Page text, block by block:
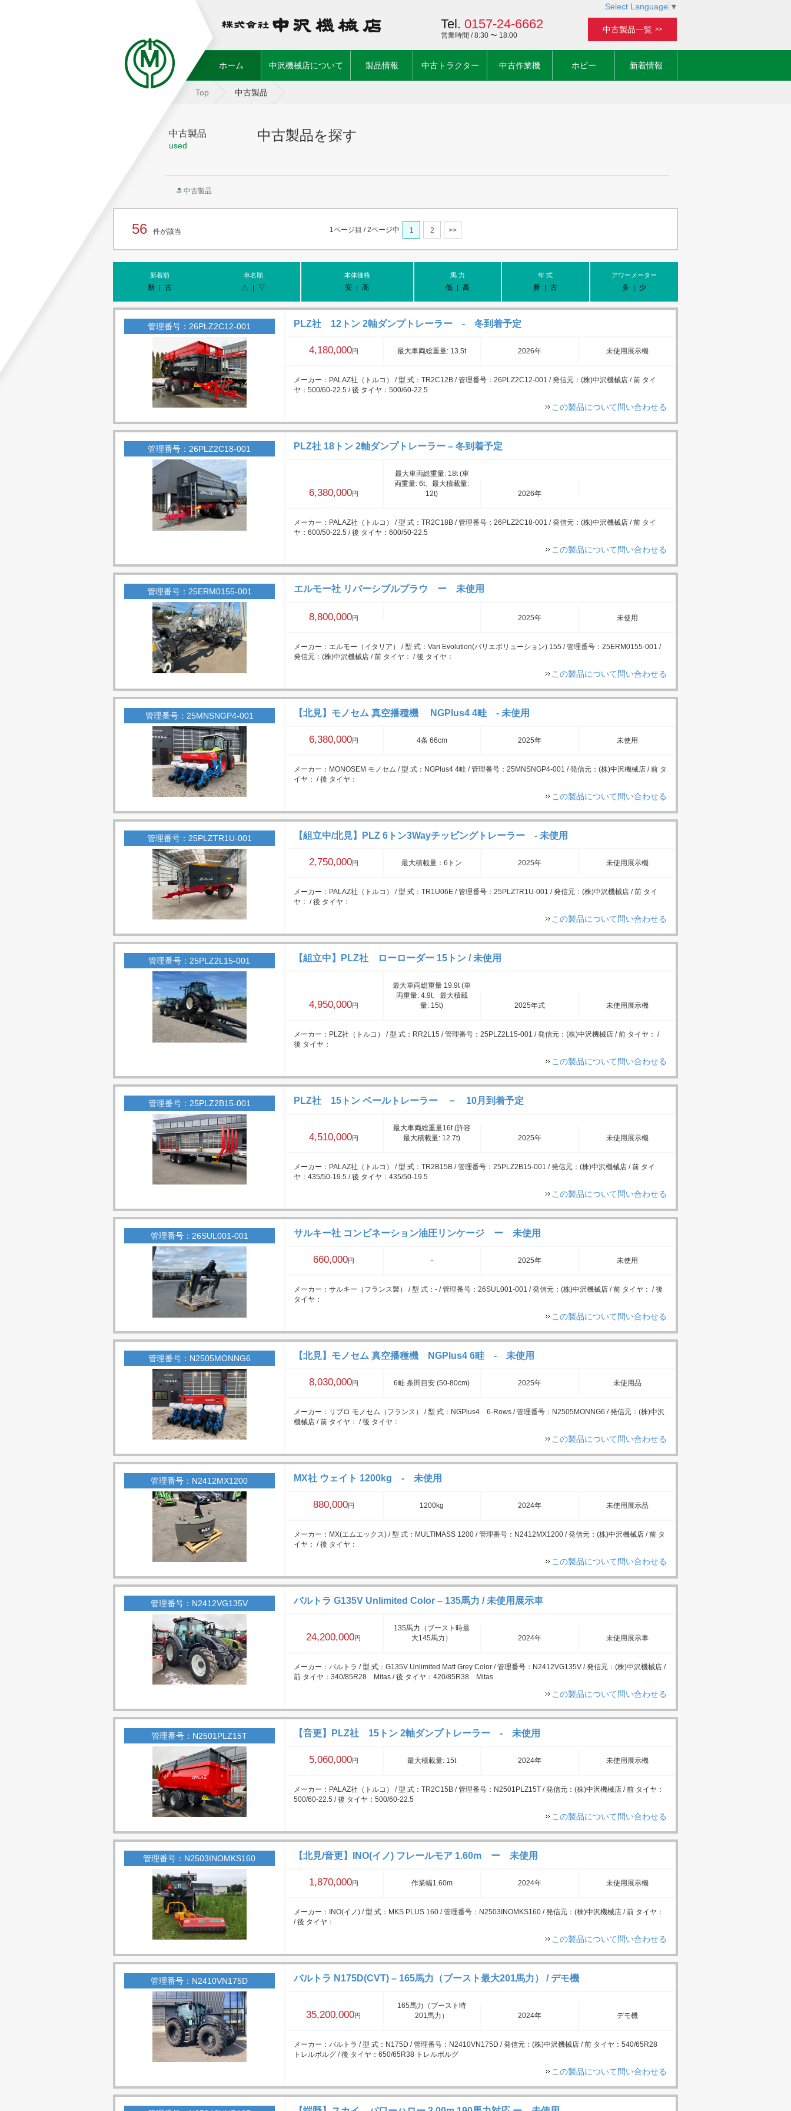
中古製品一覧 >>
Tel. 0157-24-6662
営業時間 / 8:30 〜 18:00
Select Language ▼
ホーム (current)中沢機械店について 製品情報 中古トラクター 中古作業機 ホビー 新着情報
Top 中古製品
中古製品
used
中古製品を探す
中古製品
56 件が該当 1ページ目 / 2ページ中 1 2 >>
新着順
新 ｜古
車名順
△ ｜ ▽
本体価格
安 ｜高
馬 力
低 ｜高
年 式
新 ｜古
アワーメーター
多 ｜ 少
管理番号：26PLZ2C12-001 PLZ社 12トン 2軸ダンプトレーラー - 冬到着予定
4,180,000円 最大車両総重量: 13.5t 2026年 未使用展示機
メーカー：PALAZ社（トルコ） / 型 式：TR2C12B / 管理番号：26PLZ2C12-001 / 発信元：(株)中沢機械店 / 前 タイ
ヤ：500/60-22.5 / 後 タイヤ：500/60-22.5
この製品について問い合わせる
管理番号：26PLZ2C18-001 PLZ社 18トン 2軸ダンプトレーラー – 冬到着予定
6,380,000円
最大車両総重量: 18t (車
両重量: 6t、最大積載量:
12t)
2026年
メーカー：PALAZ社（トルコ） / 型 式：TR2C18B / 管理番号：26PLZ2C18-001 / 発信元：(株)中沢機械店 / 前 タイ
ヤ：600/50-22.5 / 後 タイヤ：600/50-22.5
この製品について問い合わせる
管理番号：25ERM0155-001 エルモー社 リバーシブルプラウ ー 未使用
8,800,000円 2025年 未使用
メーカー：エルモー（イタリア） / 型 式：Vari Evolution(バリエボリューション) 155 / 管理番号：25ERM0155-001 /
発信元：(株)中沢機械店 / 前 タイヤ： / 後 タイヤ：
この製品について問い合わせる
管理番号：25MNSNGP4-001 【北見】モノセム 真空播種機 NGPlus4 4畦 - 未使用
6,380,000円 4条 66cm 2025年 未使用
メーカー：MONOSEM モノセム / 型 式：NGPlus4 4畦 / 管理番号：25MNSNGP4-001 / 発信元：(株)中沢機械店 / 前 タ
イヤ： / 後 タイヤ：
この製品について問い合わせる
管理番号：25PLZTR1U-001 【組立中/北見】PLZ 6トン3Wayチッピングトレーラー - 未使用
2,750,000円 最大積載量：6トン 2025年 未使用展示機
メーカー：PALAZ社（トルコ） / 型 式：TR1U06E / 管理番号：25PLZTR1U-001 / 発信元：(株)中沢機械店 / 前 タイ
ヤ： / 後 タイヤ：
この製品について問い合わせる
管理番号：25PLZ2L15-001 【組立中】PLZ社 ローローダー 15トン / 未使用
4,950,000円
最大車両総重量 19.9t (車
両重量: 4.9t、最大積載
量: 15t)
2025年式 未使用展示機
メーカー：PLZ社（トルコ） / 型 式：RR2L15 / 管理番号：25PLZ2L15-001 / 発信元：(株)中沢機械店 / 前 タイヤ： /
後 タイヤ：
この製品について問い合わせる
管理番号：25PLZ2B15-001 PLZ社 15トン ベールトレーラー － 10月到着予定
4,510,000円
最大車両総重量16t (許容
最大積載量: 12.7t)
2025年 未使用展示機
メーカー：PALAZ社（トルコ） / 型 式：TR2B15B / 管理番号：25PLZ2B15-001 / 発信元：(株)中沢機械店 / 前 タイ
ヤ：435/50-19.5 / 後 タイヤ：435/50-19.5
この製品について問い合わせる
管理番号：26SUL001-001 サルキー社 コンビネーション油圧リンケージ ー 未使用
660,000円 - 2025年 未使用
メーカー：サルキー（フランス製） / 型 式：- / 管理番号：26SUL001-001 / 発信元：(株)中沢機械店 / 前 タイヤ： / 後
タイヤ：
この製品について問い合わせる
管理番号：N2505MONNG6 【北見】モノセム 真空播種機 NGPlus4 6畦 - 未使用
8,030,000円 6畦 条間目安 (50-80cm) 2025年 未使用品
メーカー：リブロ モノセム（フランス） / 型 式：NGPlus4 6-Rows / 管理番号：N2505MONNG6 / 発信元：(株)中沢
機械店 / 前 タイヤ： / 後 タイヤ：
この製品について問い合わせる
管理番号：N2412MX1200 MX社 ウェイト 1200kg - 未使用
880,000円 1200kg 2024年 未使用展示品
メーカー：MX(エムエックス) / 型 式：MULTIMASS 1200 / 管理番号：N2412MX1200 / 発信元：(株)中沢機械店 / 前 タ
イヤ： / 後 タイヤ：
この製品について問い合わせる
管理番号：N2412VG135V バルトラ G135V Unlimited Color – 135馬力 / 未使用展示車
24,200,000円
135馬力（ブースト時最
大145馬力）
2024年 未使用展示車
メーカー：バルトラ / 型 式：G135V Unlimited Matt Grey Color / 管理番号：N2412VG135V / 発信元：(株)中沢機械店 /
前 タイヤ：340/85R28 Mitas / 後 タイヤ：420/85R38 Mitas
この製品について問い合わせる
管理番号：N2501PLZ15T 【音更】PLZ社 15トン 2軸ダンプトレーラー - 未使用
5,060,000円 最大積載量: 15t 2024年 未使用展示機
メーカー：PALAZ社（トルコ） / 型 式：TR2C15B / 管理番号：N2501PLZ15T / 発信元：(株)中沢機械店 / 前 タイヤ：
500/60-22.5 / 後 タイヤ：500/60-22.5
この製品について問い合わせる
管理番号：N2503INOMKS160 【北見/音更】INO(イノ) フレールモア 1.60m ー 未使用
1,870,000円 作業幅1.60m 2024年 未使用展示機
メーカー：INO(イノ) / 型 式：MKS PLUS 160 / 管理番号：N2503INOMKS160 / 発信元：(株)中沢機械店 / 前 タイヤ：
/ 後 タイヤ：
この製品について問い合わせる
管理番号：N2410VN175D バルトラ N175D(CVT) – 165馬力（ブースト最大201馬力） / デモ機
35,200,000円
165馬力（ブースト時
201馬力）
2024年 デモ機
メーカー：バルトラ / 型 式：N175D / 管理番号：N2410VN175D / 発信元：(株)中沢機械店 / 前 タイヤ：540/65R28
トレルボルグ / 後 タイヤ：650/65R38 トレルボルグ
この製品について問い合わせる